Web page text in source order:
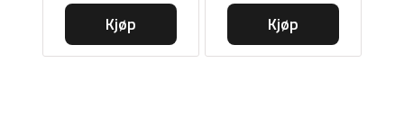
Kjøp
Kjøp